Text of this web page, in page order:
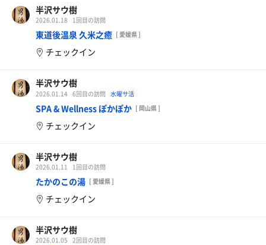
半沢サウ樹
2026.01.18 1回目の訪問
東道後温泉 久米之癒 [ 愛媛県 ]
チェックイン
半沢サウ樹
2026.01.14 6回目の訪問 水曜サ活
SPA & Wellness ぽかぽか [ 岡山県 ]
チェックイン
半沢サウ樹
2026.01.11 1回目の訪問
たかのこの湯 [ 愛媛県 ]
チェックイン
半沢サウ樹
2026.01.05 2回目の訪問